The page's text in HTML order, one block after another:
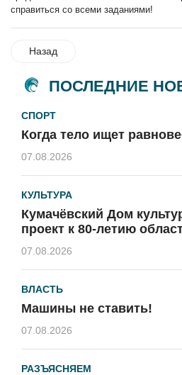
справиться со всеми заданиями!
Назад
ПОСЛЕДНИЕ
СПОРТ
Когда тело ищет
07.08.2026
КУЛЬТУРА
Кумачёвский Дом
проект к 80-летию
07.08.2026
ВЛАСТЬ
Машины не ставить!
07.08.2026
РАЗЪЯСНЯЕМ